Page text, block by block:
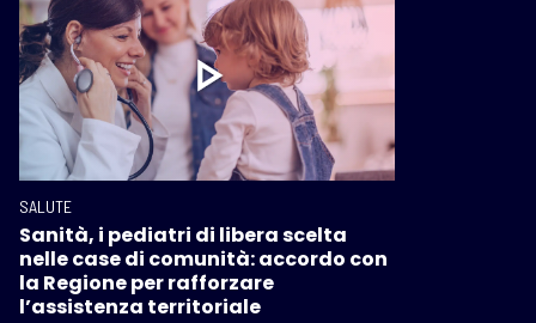
SALUTE
Sanità, i pediatri di libera scelta
nelle case di comunità: accordo con
la Regione per rafforzare
l’assistenza territoriale